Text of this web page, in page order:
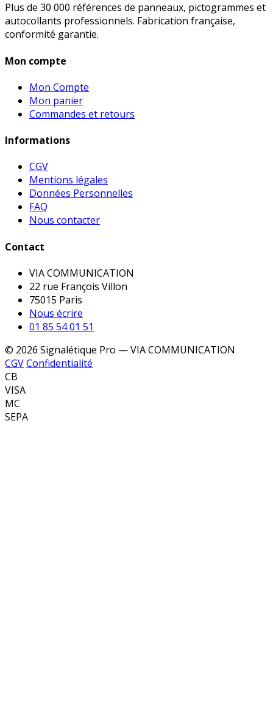
Plus de 30 000 références de panneaux, pictogrammes et
autocollants professionnels. Fabrication française,
conformité garantie.
Mon compte
Mon Compte
Mon panier
Commandes et retours
Informations
CGV
Mentions légales
Données Personnelles
FAQ
Nous contacter
Contact
VIA COMMUNICATION
22 rue François Villon
75015 Paris
Nous écrire
01 85 54 01 51
© 2026 Signalétique Pro — VIA COMMUNICATION
CGVConfidentialité
CB
VISA
MC
SEPA